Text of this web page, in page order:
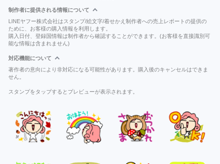
制作者に提供される情報について
LINEヤフー株式会社はスタンプ/絵文字/着せかえ制作者への売上レポートの提供の
ために、お客様の購入情報を利用します。
購入日付、登録国情報は制作者から確認することができます。(お客様を直接識別可
能な情報は含まれません)
対応機能について
著作者の意向により非対応になる可能性があります。購入後のキャンセルはできま
せん。
スタンプをタップするとプレビューが表示されます。